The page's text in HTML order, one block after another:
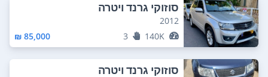
סוזוקי גרנד ויטרה
2012
140K
3
85,000 ₪
סוזוקי גרנד ויטרה